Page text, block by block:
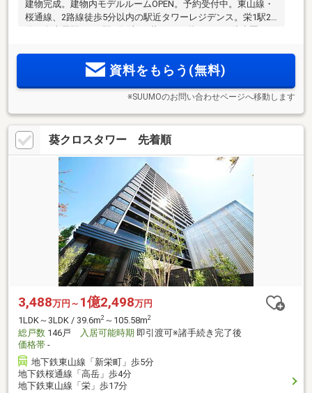
建物完成。建物内モデルルームOPEN。予約受付中。東山線・
桜通線、2路線徒歩5分以内の駅近タワーレジデンス。栄1駅2
1LDK～3LDKの12タイプ
資料をもらう(無料)
※SUUMOのお問い合わせページへ移動します
葵クロスタワー 先着順
3,488万円～ 1億2,498万円
1LDK～3LDK / 39.6m2 ～105.58m2
総戸数 146戸 入居可能時期 即引渡可※諸手続き完了後
価格帯 -
地下鉄東山線「新栄町」歩5分
地下鉄桜通線「高岳」歩4分
地下鉄東山線「栄」歩17分